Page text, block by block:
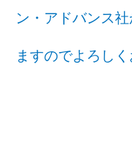
ン・アドバンス
ますのでよろし